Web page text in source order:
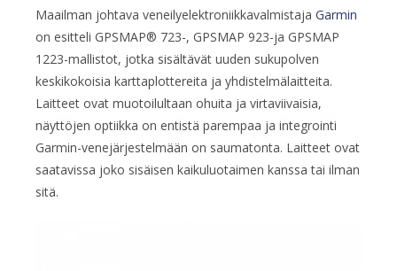
Maailman johtava veneilyelektroniikkavalmistaja Garmin
on esitteli GPSMAP® 723-, GPSMAP 923-ja GPSMAP
1223-mallistot, jotka sisältävät uuden sukupolven
keskikokoisia karttaplottereita ja yhdistelmälaitteita.
Laitteet ovat muotoilultaan ohuita ja virtaviivaisia,
näyttöjen optiikka on entistä parempaa ja integrointi
Garmin-venejärjestelmään on saumatonta. Laitteet ovat
saatavissa joko sisäisen kaikuluotaimen kanssa tai ilman
sitä.